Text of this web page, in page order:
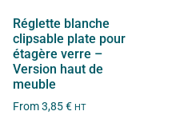
Réglette blanche
clipsable plate pour
étagère verre –
Version haut de
meuble
From3,85€ HT